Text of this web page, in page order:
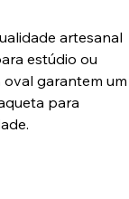
artesanal
estúdio ou
garantem um
para